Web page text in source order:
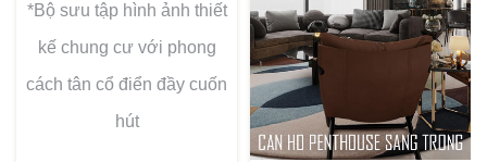
*Bộ sưu tập hình ảnh thiết
kế chung cư với phong
cách tân cổ điển đầy cuốn
hút